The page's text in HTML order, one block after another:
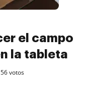
el campo
la tableta
56votos